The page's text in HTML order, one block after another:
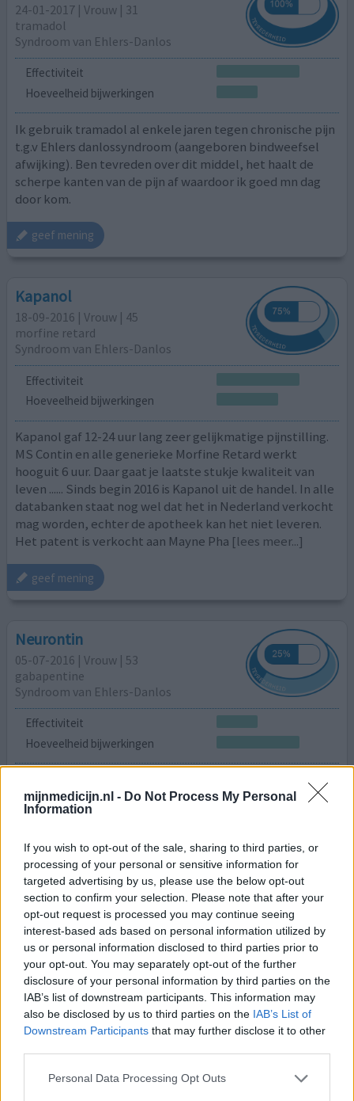
mijnmedicijn.nl - Do Not Process My Personal
Information
If you wish to opt-out of the sale, sharing to third parties, or
processing of your personal or sensitive information for
targeted advertising by us, please use the below opt-out
section to confirm your selection. Please note that after your
opt-out request is processed you may continue seeing
interest-based ads based on personal information utilized by
us or personal information disclosed to third parties prior to
your opt-out. You may separately opt-out of the further
disclosure of your personal information by third parties on the
IAB’s list of downstream participants. This information may
also be disclosed by us to third parties on the IAB’s List of
Downstream Participants that may further disclose it to other
Personal Data Processing Opt Outs
24-01-2017 | Vrouw | 31
tramadol
Syndroom van Ehlers-Danlos
Effectiviteit
Hoeveelheid bijwerkingen
Ik gebruik tramadol al enkele jaren tegen chronische pijn
t.g.v Ehlers danlossyndroom (aangeboren bindweefsel
afwijking). Ben tevreden over dit middel, het haalt de
scherpe kanten van de pijn af waardoor ik goed mn dag
door kom.
geef mening
Kapanol
18-09-2016 | Vrouw | 45
morfine retard
Syndroom van Ehlers-Danlos
Effectiviteit
Hoeveelheid bijwerkingen
Kapanol gaf 12-24 uur lang zeer gelijkmatige pijnstilling.
MS Contin en alle generieke Morfine Retard werkt
hooguit 6 uur. Daar gaat je laatste stukje kwaliteit van
leven ...... Sinds begin 2016 is Kapanol uit de handel. In alle
databanken staat nog wel dat het in Nederland verkocht
mag worden, echter de apotheek kan het niet leveren.
Het patent is verkocht aan Mayne Pha [lees meer...]
geef mening
Neurontin
05-07-2016 | Vrouw | 53
gabapentine
Syndroom van Ehlers-Danlos
Effectiviteit
Hoeveelheid bijwerkingen
geef mening
Buprenorfine
05-07-2016 | Vrouw | 53
buprenorfine
Syndroom van Ehlers-Danlos
Effectiviteit
Hoeveelheid bijwerkingen
Overmatig zweten en opvliegers
geef mening